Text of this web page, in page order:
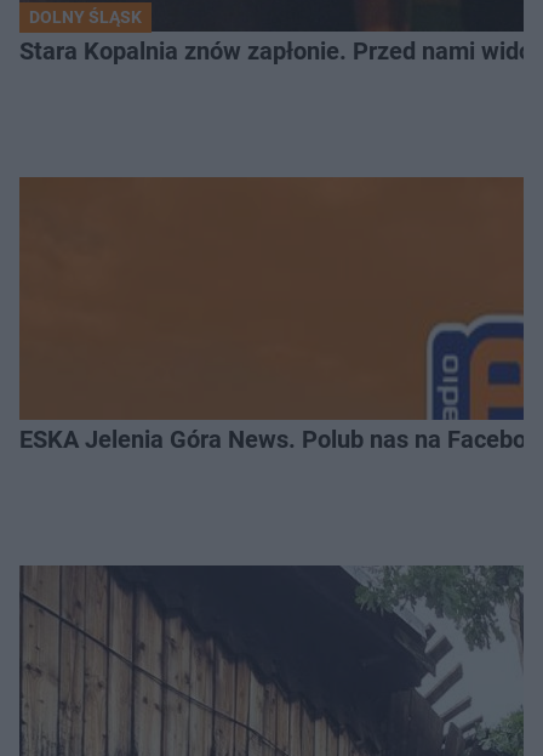
DOLNY ŚLĄSK
Stara Kopalnia znów zapłonie. Przed nami
ESKA Jelenia Góra News. Polub nas na